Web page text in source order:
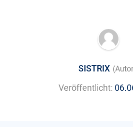
SISTRIX
Veröffentlicht: